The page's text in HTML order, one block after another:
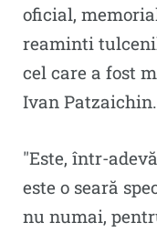
oficial,
reaminti
cel care a fost
Ivan Patzaichin.
″Este, într-
este o seară
nu numai,